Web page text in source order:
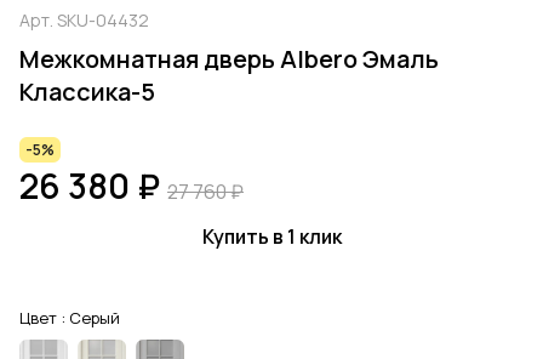
Арт. SKU-04432
Межкомнатная дверь Albero Эмаль
Классика-5
-5%
26 380 ₽ 27 760 ₽
Купить в 1 клик
Цвет : Серый